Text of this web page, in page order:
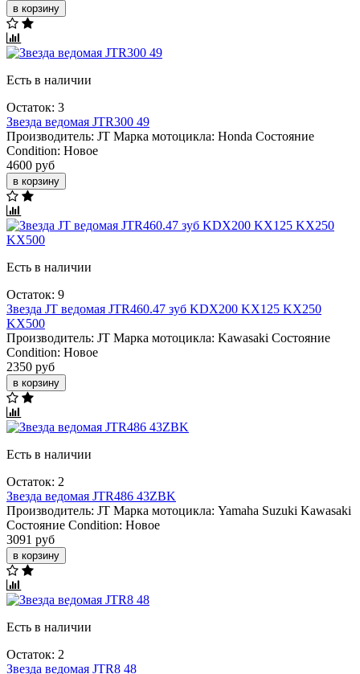
в корзину
Есть в наличии
Остаток: 3
Звезда ведомая JTR300 49
Производитель: JT Марка мотоцикла: Honda Состояние
Condition: Новое
4600 руб
в корзину
Есть в наличии
Остаток: 9
Звезда JT ведомая JTR460.47 зуб KDX200 KX125 KX250
KX500
Производитель: JT Марка мотоцикла: Kawasaki Состояние
Condition: Новое
2350 руб
в корзину
Есть в наличии
Остаток: 2
Звезда ведомая JTR486 43ZBK
Производитель: JT Марка мотоцикла: Yamaha Suzuki Kawasaki
Состояние Condition: Новое
3091 руб
в корзину
Есть в наличии
Остаток: 2
Звезда ведомая JTR8 48